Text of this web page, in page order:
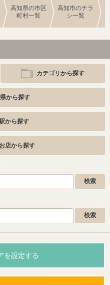
高知県の市区
町村一覧
高知市のチラ
シ一覧
カテゴリから探す
から探す
から探す
店から探す
を設定する